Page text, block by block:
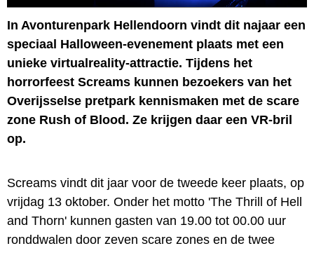
In Avonturenpark Hellendoorn vindt dit najaar een
speciaal Halloween-evenement plaats met een
unieke virtualreality-attractie. Tijdens het
horrorfeest Screams kunnen bezoekers van het
Overijsselse pretpark kennismaken met de scare
zone Rush of Blood. Ze krijgen daar een VR-bril
op.
Screams vindt dit jaar voor de tweede keer plaats, op
vrijdag 13 oktober. Onder het motto 'The Thrill of Hell
and Thorn' kunnen gasten van 19.00 tot 00.00 uur
ronddwalen door zeven scare zones en de twee